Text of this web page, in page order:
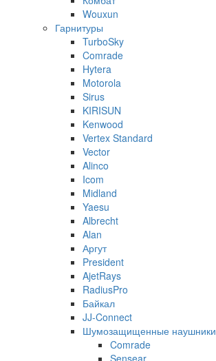
Wouxun
Гарнитуры
TurboSky
Comrade
Hytera
Motorola
Sirus
KIRISUN
Kenwood
Vertex Standard
Vector
Alinco
Icom
Midland
Yaesu
Albrecht
Alan
Аргут
President
AjetRays
RadiusPro
Байкал
JJ-Connect
Шумозащищенные наушники
Comrade
Sensear